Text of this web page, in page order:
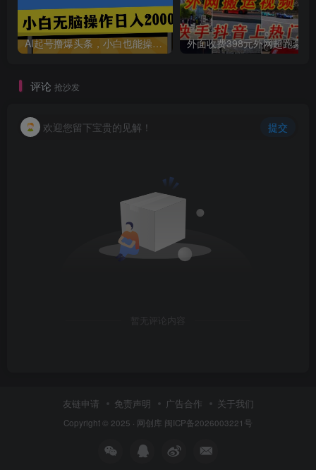
AI起号撸爆头条，小白也能操作，日入2000+
评论 抢沙发
欢迎您留下宝贵的见解！ 提交
暂无评论内容
友链申请 免责声明 广告合作 关于我们
Copyright © 2025 · 网创库 闽ICP备2026003221号